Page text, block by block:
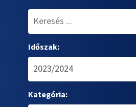
Időszak:
Kategória: